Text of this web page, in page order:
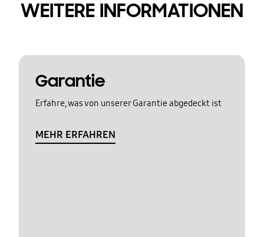
WEITERE INFORMATIONEN
Garantie
Erfahre, was von unserer Garantie abgedeckt ist
MEHR ERFAHREN